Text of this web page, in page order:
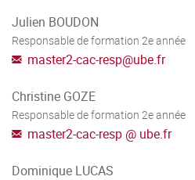
Julien BOUDON
Responsable de formation 2e année
master2-cac-resp@ube.fr
Christine GOZE
Responsable de formation 2e année
master2-cac-resp @ ube.fr
Dominique LUCAS